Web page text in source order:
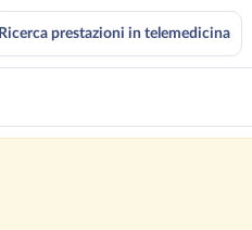
Ricerca prestazioni in telemedicina